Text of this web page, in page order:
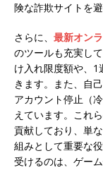
険な詐欺サイトを
さらに、 最新オン
のツールも充実し
け入れ限度額や、
きます。また、自
アカウント停止（
えています。これ
貢献しており、単
組みとして重要な
受けるのは、ゲー